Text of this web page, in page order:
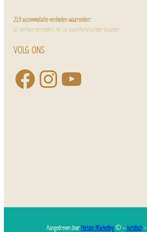
213 accommodatie-eenheden waaronder:
67 verhuureenheden, 46 caravan/tent/camperplaatsen
VOLG ONS
Aangedreven doorHorizon Marketing© – Juridisch–